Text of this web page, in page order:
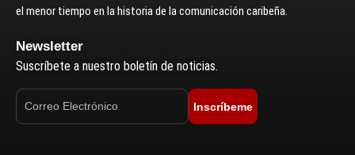
el menor tiempo en la historia de la comunicación caribeña.
Newsletter
Suscríbete a nuestro boletín de noticias.
Inscríbeme